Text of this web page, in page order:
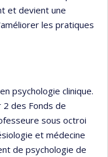
et devient une
les pratiques
psychologie clinique.
des Fonds de
sous octroi
et médecine
de psychologie de